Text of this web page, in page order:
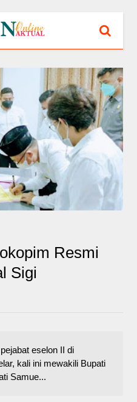
Resmi
Sigi
eselon II di
kali ini mewakili Bupati
Samue...